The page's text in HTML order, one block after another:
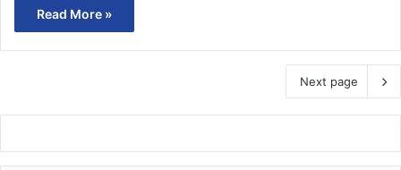
Read More »
Next page